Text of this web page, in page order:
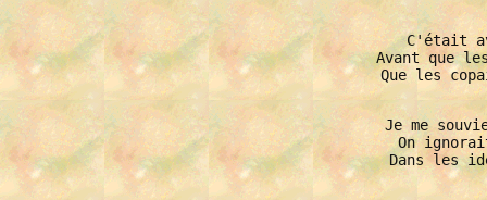
C'était
Avant que
Que les
Je me
On
Dans les